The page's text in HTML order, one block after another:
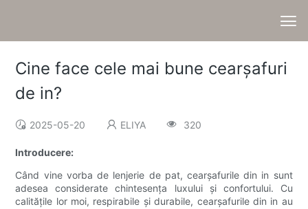
Cine face cele mai bune cearșafuri
de in?
2025-05-20 ELIYA 320
Introducere:
Când vine vorba de lenjerie de pat, cearșafurile din in sunt
adesea considerate chintesența luxului și confortului. Cu
calitățile lor moi, respirabile și durabile, cearșafurile din in au